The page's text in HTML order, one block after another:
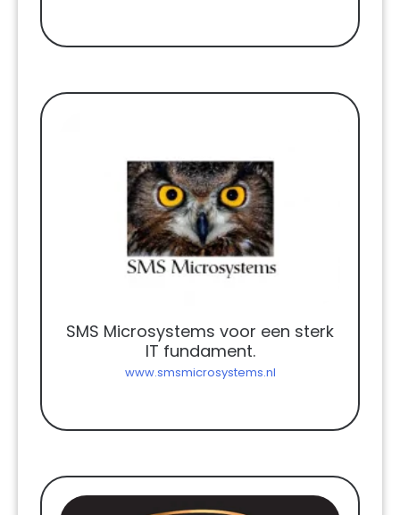
SMS Microsystems voor een sterk
IT fundament.
www.smsmicrosystems.nl